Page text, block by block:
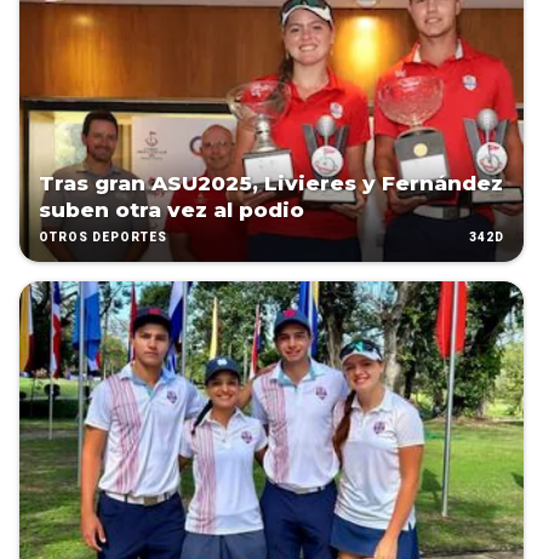
Tras gran ASU2025, Livieres y Fernández
suben otra vez al podio
OTROS DEPORTES 342D